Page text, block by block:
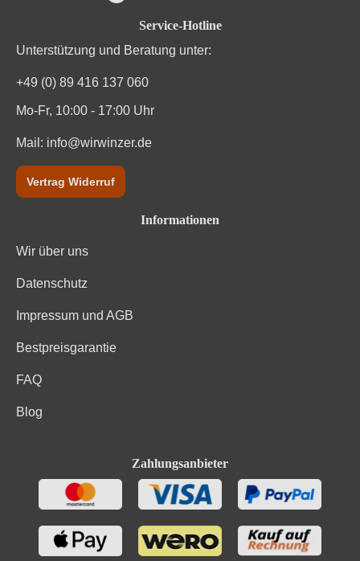
Weinart
Service-Hotline
Unterstützung und Beratung unter:
+49 (0) 89 416 137 060
Mo-Fr, 10:00 - 17:00 Uhr
Mail: info@wirwinzer.de
Vertrag Widerruf
Informationen
Wir über uns
Datenschutz
Impressum und AGB
Bestpreisgarantie
FAQ
Blog
Zahlungsanbieter